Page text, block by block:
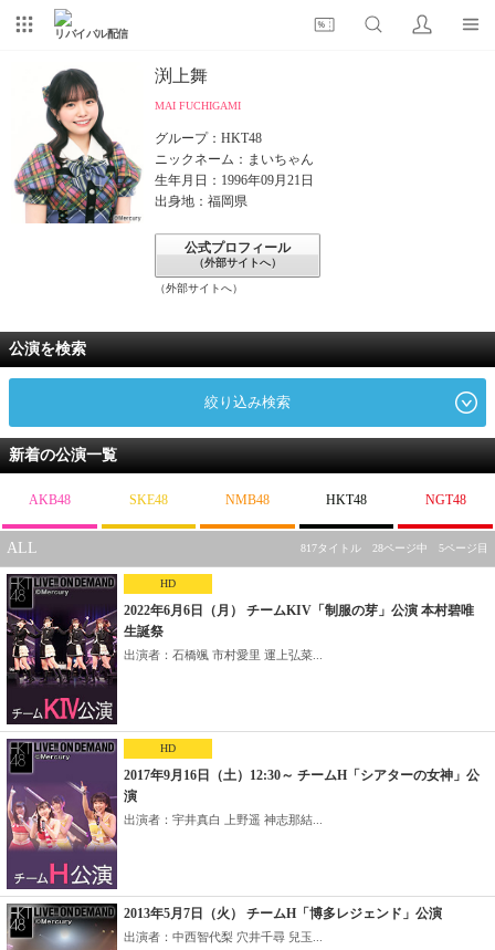
リバイバル配信
渕上舞
MAI FUCHIGAMI
グループ：HKT48
ニックネーム：まいちゃん
生年月日：1996年09月21日
出身地：福岡県
公式プロフィール
（外部サイトへ）
（外部サイトへ）
公演を検索
絞り込み検索
新着の公演一覧
AKB48 SKE48 NMB48 HKT48 NGT48
ALL 817タイトル 28ページ中 5ページ目
HD
2022年6月6日（月） チームKIV「制服の芽」公演 本村碧唯
生誕祭
出演者：石橋颯 市村愛里 運上弘菜...
HD
2017年9月16日（土）12:30～ チームH「シアターの女神」公
演
出演者：宇井真白 上野遥 神志那結...
2013年5月7日（火） チームH「博多レジェンド」公演
出演者：中西智代梨 穴井千尋 兒玉...